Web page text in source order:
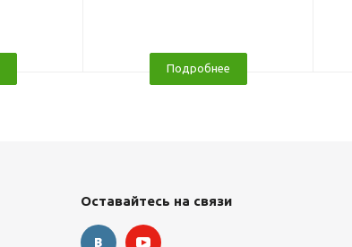
Подробнее
Оставайтесь на связи